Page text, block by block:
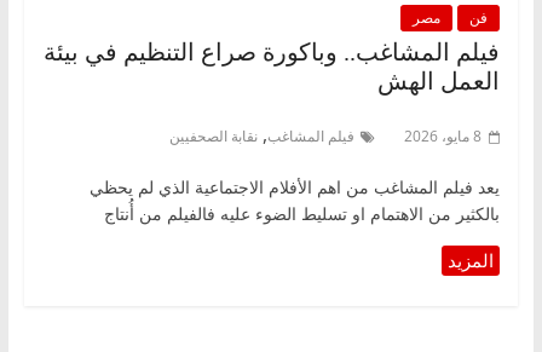
فن مصر
فيلم المشاغب.. وباكورة صراع التنظيم في بيئة
العمل الهش
8 مايو، 2026 فيلم المشاغب, نقابة الصحفيين
يعد فيلم المشاغب من اهم الأفلام الاجتماعية الذي لم يحظي
بالكثير من الاهتمام او تسليط الضوء عليه فالفيلم من أُنتاج